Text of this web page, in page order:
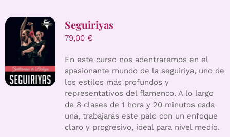
Seguiriyas
79,00 €
En este curso nos adentraremos en el
apasionante mundo de la seguiriya, uno de
los estilos más profundos y
representativos del flamenco. A lo largo
de 8 clases de 1 hora y 20 minutos cada
una, trabajarás este palo con un enfoque
claro y progresivo, ideal para nivel medio.